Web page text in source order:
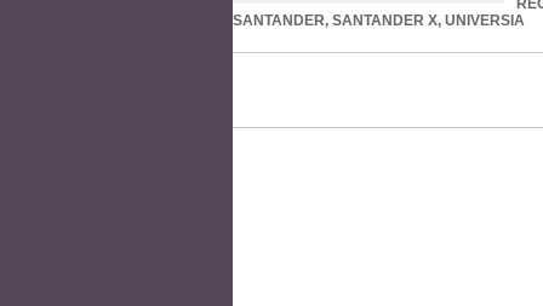
SANTANDER, SANTANDER X, UNIVERSIA